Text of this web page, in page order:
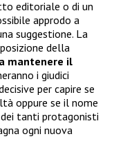
editoriale o di un
approdo a
suggestione. La
della
mantenere il
i giudici
per capire se
oppure se il nome
tanti protagonisti
ogni nuova